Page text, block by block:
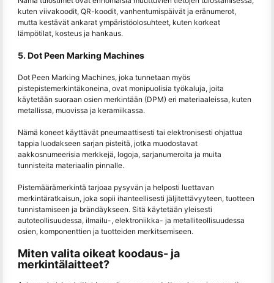
kuten viivakoodit, QR-koodit, vanhentumispäivät ja eränumerot,
mutta kestävät ankarat ympäristöolosuhteet, kuten korkeat
lämpötilat, kosteus ja hankaus.
5. Dot Peen Marking Machines
Dot Peen Marking Machines, joka tunnetaan myös
pistepistemerkintäkoneina, ovat monipuolisia työkaluja, joita
käytetään suoraan osien merkintään (DPM) eri materiaaleissa, kuten
metallissa, muovissa ja keramiikassa.
Nämä koneet käyttävät pneumaattisesti tai elektronisesti ohjattua
tappia luodakseen sarjan pisteitä, jotka muodostavat
aakkosnumeerisia merkkejä, logoja, sarjanumeroita ja muita
tunnisteita materiaalin pinnalle.
Pistemäärämerkintä tarjoaa pysyvän ja helposti luettavan
merkintäratkaisun, joka sopii ihanteellisesti jäljitettävyyteen, tuotteen
tunnistamiseen ja brändäykseen. Sitä käytetään yleisesti
autoteollisuudessa, ilmailu-, elektroniikka- ja metalliteollisuudessa
osien, komponenttien ja tuotteiden merkitsemiseen.
Miten valita oikeat koodaus- ja
merkintälaitteet?